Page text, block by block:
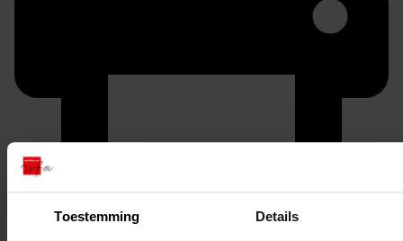
Toestemming Details
duurzaam webadres